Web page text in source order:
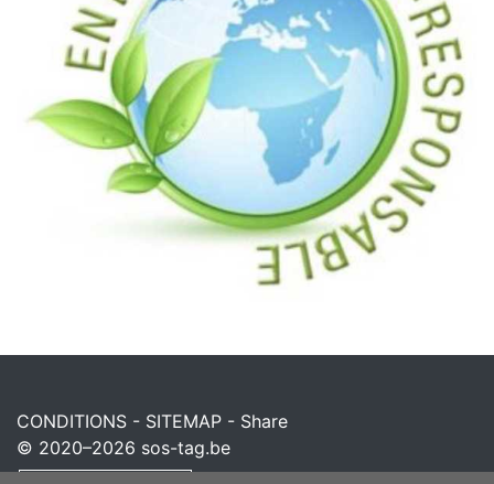
CONDITIONS - SITEMAP - Share
© 2020–2026 sos-tag.be